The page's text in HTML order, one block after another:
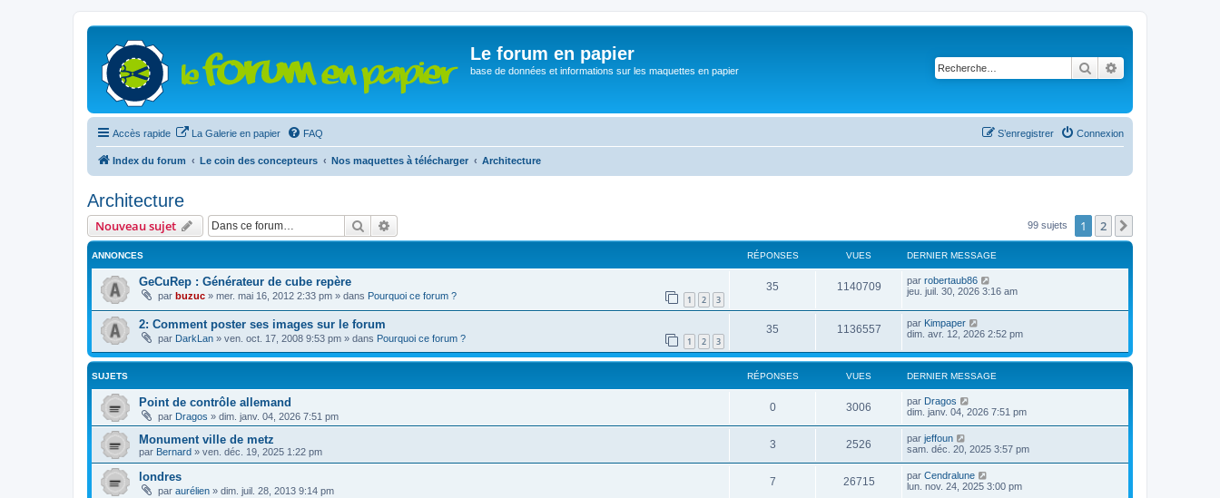
Le forum en papier
base de données et informations sur les maquettes en papier Rechercher
Accès rapide La Galerie en papier FAQ Connexion
S’enregistrer
Index du forum Le coin des concepteurs Nos maquettes à télécharger Architecture
Architecture
Nouveau sujet Rechercher 99 sujets 1 2
ANNONCES RÉPONSES VUES DERNIER MESSAGE
GeCuRep : Générateur de cube repère
par buzuc » mer. mai 16, 2012 2:33 pm » dans Pourquoi ce forum ? 1 2 3
35 1140709 par robertaub86
jeu. juil. 30, 2026 3:16 am
2: Comment poster ses images sur le forum
par DarkLan » ven. oct. 17, 2008 9:53 pm » dans Pourquoi ce forum ? 1 2 3
35 1136557 par Kimpaper
dim. avr. 12, 2026 2:52 pm
SUJETS RÉPONSES VUES DERNIER MESSAGE
Point de contrôle allemand
par Dragos » dim. janv. 04, 2026 7:51 pm
0 3006 par Dragos
dim. janv. 04, 2026 7:51 pm
Monument ville de metz
par Bernard » ven. déc. 19, 2025 1:22 pm
3 2526 par jeffoun
sam. déc. 20, 2025 3:57 pm
londres
par aurélien » dim. juil. 28, 2013 9:14 pm
7 26715 par Cendralune
lun. nov. 24, 2025 3:00 pm